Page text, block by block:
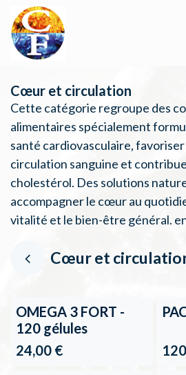
Se rendre au contenu
Cœur et circulation
Cette catégorie regroupe des
alimentaires spécialement
santé cardiovasculaire,
circulation sanguine et
cholestérol. Des solutions
accompagner le cœur au
vitalité et le bien-être général.
Cœur et
Retour en stock
OMEGA 3 FORT -
120 gélules
24,00 €